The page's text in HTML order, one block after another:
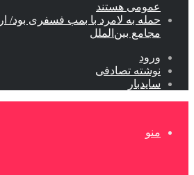
عمومی هستند
حمله به لامرد با بمب فسفری بود/
مجامع بین‌الملل
ورود
نوشته تصادفی
سایدبار
منو